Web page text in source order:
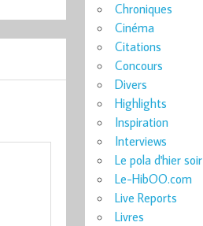
Chroniques
Cinéma
Citations
Concours
Divers
Highlights
Inspiration
Interviews
Le pola d'hier soir
Le-HibOO.com
Live Reports
Livres